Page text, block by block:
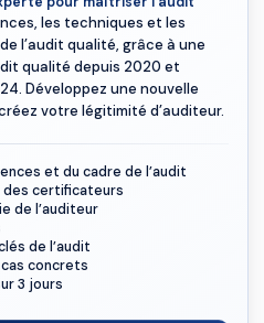
les techniques et les
l’audit qualité, grâce à une
qualité depuis 2020 et
Développez une nouvelle
votre légitimité d’auditeur.
et du cadre de l’audit
certificateurs
de l’auditeur
de l’audit
concrets
3 jours